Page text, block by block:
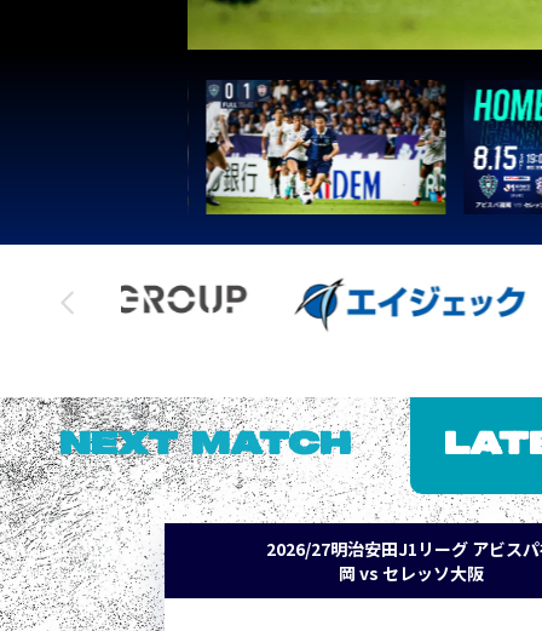
NEXT MATCH
2026/27明治安田J1リーグ アビス
岡 vs セレッソ大阪